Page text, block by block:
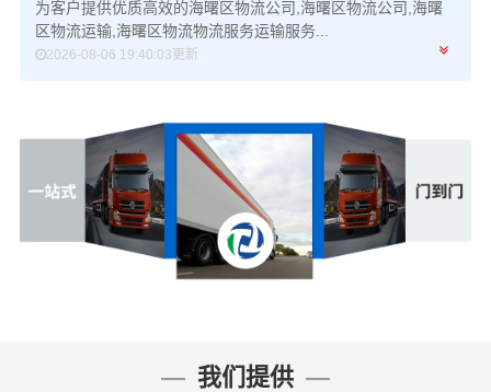
为客户提供优质高效的海曙区物流公司,海曙区物流公司,海曙
区物流运输,海曙区物流物流服务运输服务...
2026-08-06 19:40:03更新
我们提供